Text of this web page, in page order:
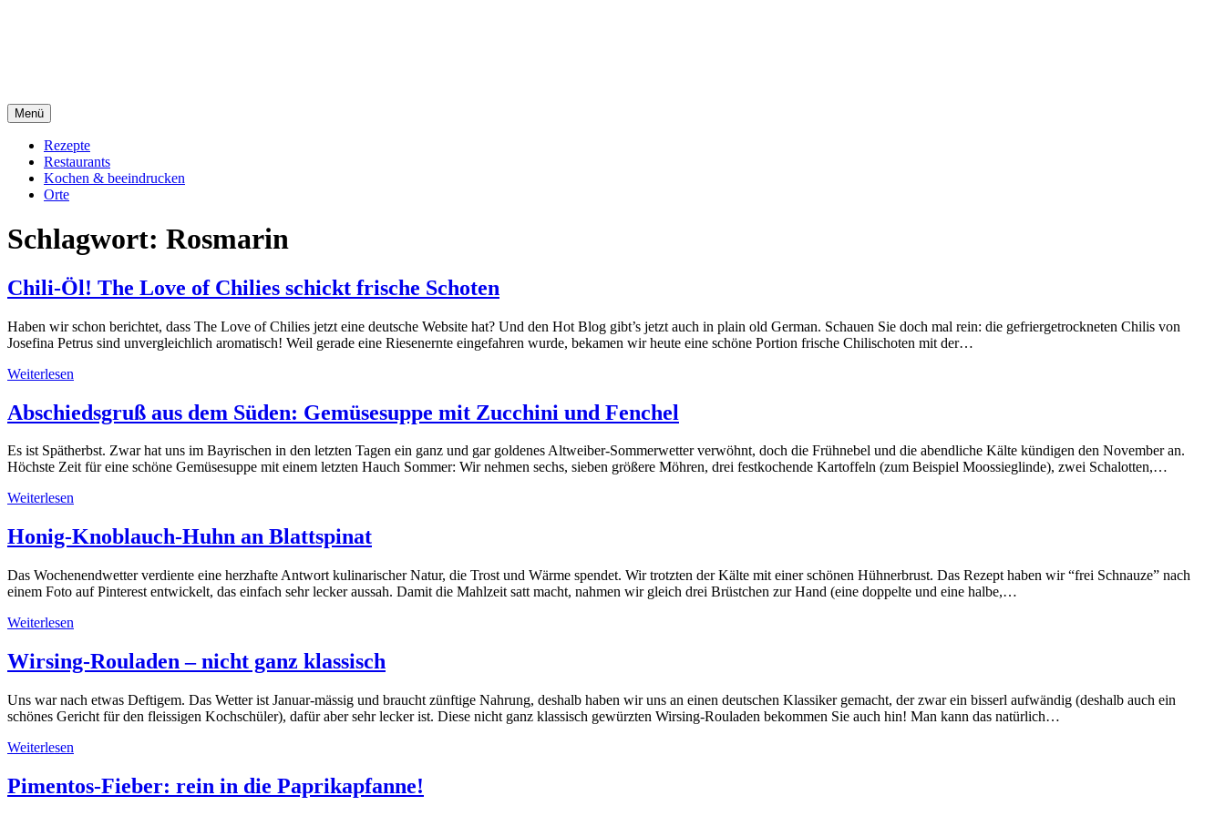
Menü
Rezepte
Restaurants
Kochen & beeindrucken
Orte
Schlagwort: Rosmarin
Chili-Öl! The Love of Chilies schickt frische Schoten
Haben wir schon berichtet, dass The Love of Chilies jetzt eine deutsche Website hat? Und den Hot Blog gibt’s jetzt auch in plain old German. Schauen Sie doch mal rein: die gefriergetrockneten Chilis von
Josefina Petrus sind unvergleichlich aromatisch! Weil gerade eine Riesenernte eingefahren wurde, bekamen wir heute eine schöne Portion frische Chilischoten mit der…
Weiterlesen
Abschiedsgruß aus dem Süden: Gemüsesuppe mit Zucchini und Fenchel
Es ist Spätherbst. Zwar hat uns im Bayrischen in den letzten Tagen ein ganz und gar goldenes Altweiber-Sommerwetter verwöhnt, doch die Frühnebel und die abendliche Kälte kündigen den November an.
Höchste Zeit für eine schöne Gemüsesuppe mit einem letzten Hauch Sommer: Wir nehmen sechs, sieben größere Möhren, drei festkochende Kartoffeln (zum Beispiel Moossieglinde), zwei Schalotten,…
Weiterlesen
Honig-Knoblauch-Huhn an Blattspinat
Das Wochenendwetter verdiente eine herzhafte Antwort kulinarischer Natur, die Trost und Wärme spendet. Wir trotzten der Kälte mit einer schönen Hühnerbrust. Das Rezept haben wir “frei Schnauze” nach
einem Foto auf Pinterest entwickelt, das einfach sehr lecker aussah. Damit die Mahlzeit satt macht, nahmen wir gleich drei Brüstchen zur Hand (eine doppelte und eine halbe,…
Weiterlesen
Wirsing-Rouladen – nicht ganz klassisch
Uns war nach etwas Deftigem. Das Wetter ist Januar-mässig und braucht zünftige Nahrung, deshalb haben wir uns an einen deutschen Klassiker gemacht, der zwar ein bisserl aufwändig (deshalb auch ein
schönes Gericht für den fleissigen Kochschüler), dafür aber sehr lecker ist. Diese nicht ganz klassisch gewürzten Wirsing-Rouladen bekommen Sie auch hin! Man kann das natürlich…
Weiterlesen
Pimentos-Fieber: rein in die Paprikapfanne!